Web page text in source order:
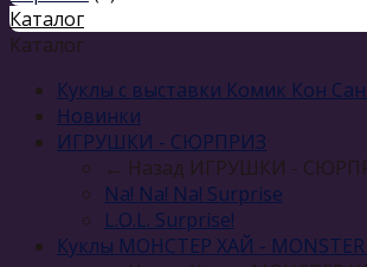
Каталог
Каталог
Куклы с выставки Комик Кон
Новинки
ИГРУШКИ - СЮРПРИЗ
← Назад ИГРУШКИ -
Na! Na! Na! Surprise
L.O.L. Surprise!
Куклы МОНСТЕР ХАЙ - MONSTER